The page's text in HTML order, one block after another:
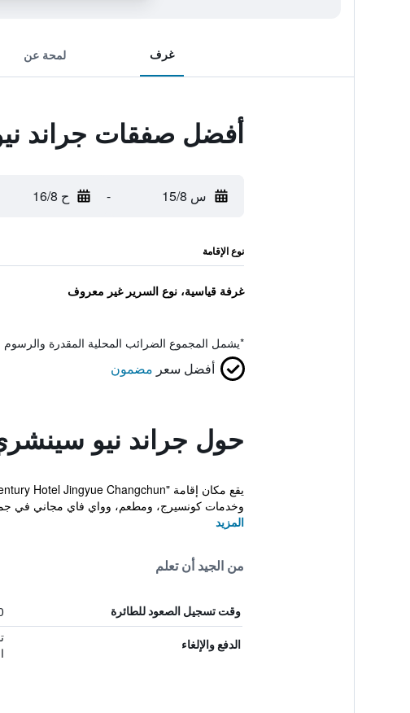
غرف لمحة عن
أفضل صفقات جراند
س 15/8 - ح 16/8
نوع الإقامة
غرفة قياسية، نوع السرير غير معروف
*يشمل المجموع الضرائب المحلية المقدرة
أفضل سعر مضمون
حول جراند نيو
وخدمات كونسيرج، ومطعم، وواي فاي مجاني في
المزيد
من الجيد أن تعلم
وقت تسجيل الصعود للطائرة
الدفع والإلغاء